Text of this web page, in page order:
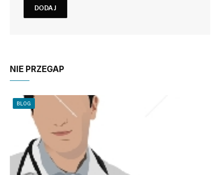
NIE PRZEGAP
BLOG